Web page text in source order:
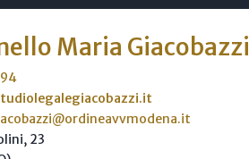
Maria Giacobazzi
23